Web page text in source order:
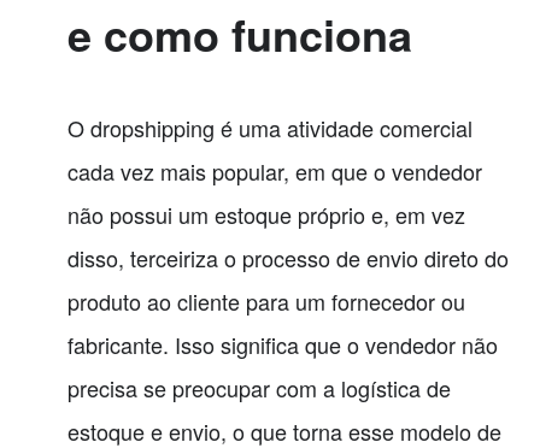
e como funciona
O dropshipping é uma atividade comercial
cada vez mais popular, em que o vendedor
não possui um estoque próprio e, em vez
disso, terceiriza o processo de envio direto do
produto ao cliente para um fornecedor ou
fabricante. Isso significa que o vendedor não
precisa se preocupar com a logística de
estoque e envio, o que torna esse modelo de